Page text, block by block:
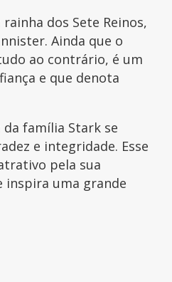
rainha dos Sete Reinos,
Ainda que o
ao contrário, é um
e que denota
família Stark se
e integridade. Esse
pela sua
inspira uma grande